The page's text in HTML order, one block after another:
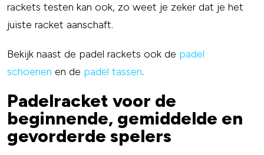
rackets testen kan ook, zo weet je zeker dat je het
juiste racket aanschaft.
Bekijk naast de padel rackets ook de padel
schoenen en de padel tassen.
Padelracket voor de
beginnende, gemiddelde en
gevorderde spelers